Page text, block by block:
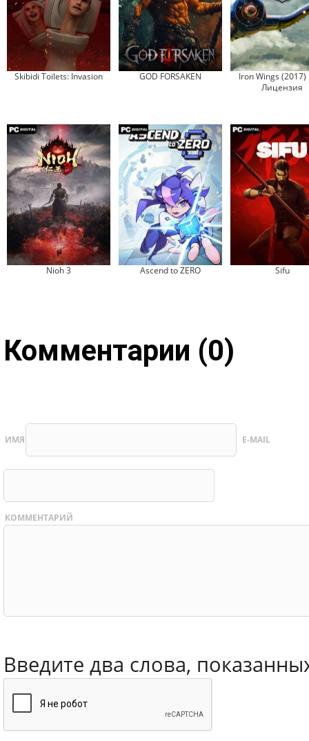
Skibidi Toilets: Invasion GOD FORSAKEN
Iron Wings (2017)
Лицензия
Nioh 3 Ascend to ZERO Sifu
Комментарии (0)
ИМЯ E-MAIL
КОММЕНТАРИЙ
Введите два слова,